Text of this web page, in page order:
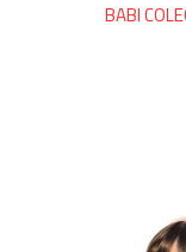
BABI